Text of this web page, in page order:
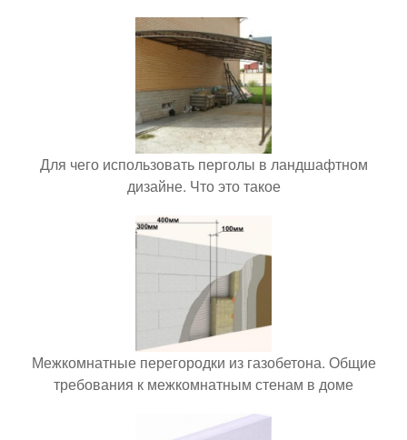
Для чего использовать перголы в ландшафтном
дизайне. Что это такое
Межкомнатные перегородки из газобетона. Общие
требования к межкомнатным стенам в доме